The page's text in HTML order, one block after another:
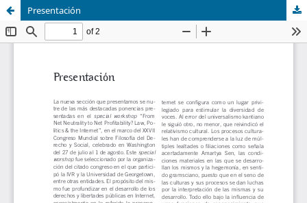
Presentación